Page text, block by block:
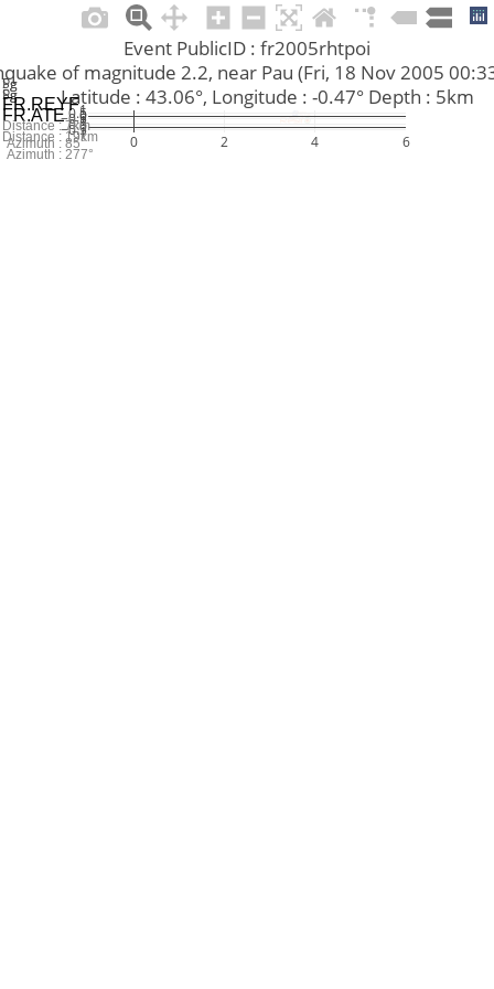
0 2 4 6
−1
−0.5
0
0.5
1
−1
−0.5
0
0.5
1
Event PublicID : fr2005rhtpoi
of magnitude 2.2, near Pau (Fri, 18 Nov 2005
         Latitude : 43.06°, Longitude : -0.47° Depth : 5km
Pg
Sg
Pg
Sg
FR.ATE
Distance : 19km
Azimuth : 277°
FR.REYF
Distance : 7km
Azimuth : 85°